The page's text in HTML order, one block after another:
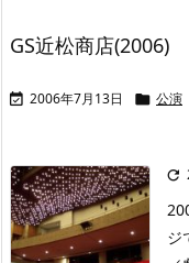
GS近松商店(2006)
 2006年7月13日  公演

ジ